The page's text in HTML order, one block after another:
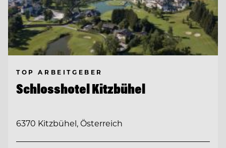
TOP ARBEITGEBER
Schlosshotel Kitzbühel
6370 Kitzbühel, Österreich